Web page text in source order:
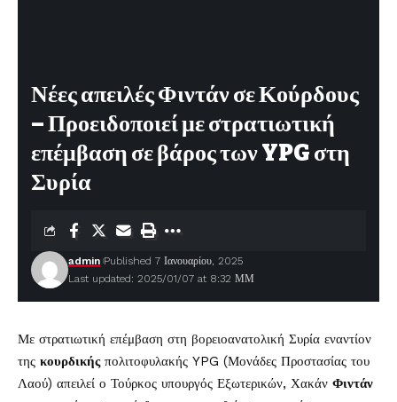
Νέες απειλές Φιντάν σε Κούρδους
– Προειδοποιεί με στρατιωτική
επέμβαση σε βάρος των YPG στη
Συρία
Last updated: 2025/01/07 at 8:32 ΜΜ
admin Published 7 Ιανουαρίου, 2025
Με στρατιωτική επέμβαση στη βορειοανατολική Συρία εναντίον
της κουρδικήςπολιτοφυλακής YPG (Μονάδες Προστασίας του
Λαού) απειλεί ο Τούρκος υπουργός Εξωτερικών, Χακάν Φιντάν